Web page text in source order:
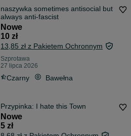
naszywka sometimes antisocial but
always anti-fascist
Nowe
10 zł
13,85 zł z Pakietem Ochronnym
Szprotawa
27 lipca 2026
Czarny Bawełna
Przypinka: I hate this Town
Nowe
5 zł